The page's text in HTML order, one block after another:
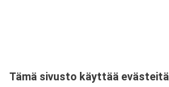
Tarkempi kartta ja ajo-ohjeet
Tämä sivusto käyttää evästeitä